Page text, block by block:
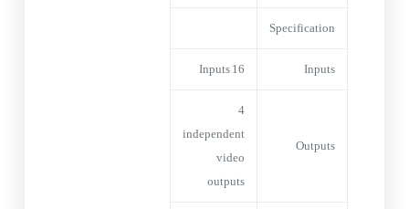
Specification
Inputs
16 Inputs
Outputs
4
independent
video
outputs